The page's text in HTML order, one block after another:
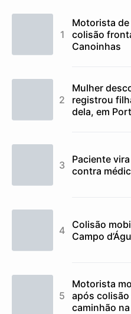
Motorista
colisão
Canoinhas
Mulher
registrou
dela, em
Paciente
contra
Colisão
Campo
Motorista
após
caminhão na